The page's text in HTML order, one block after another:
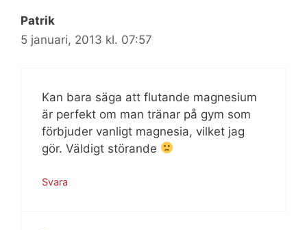
Patrik
5 januari, 2013 kl. 07:57
Kan bara säga att flutande magnesium
är perfekt om man tränar på gym som
förbjuder vanligt magnesia, vilket jag
gör. Väldigt störande
Svara